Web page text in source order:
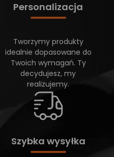
Personalizacja
Tworzymy produkty
idealnie dopasowane do
Twoich wymagań. Ty
decydujesz, my
realizujemy.
Szybka wysyłka